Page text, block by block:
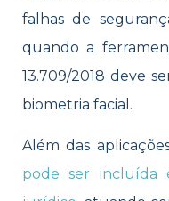
falhas de
quando a
13.709/2018 deve
biometria facial.
Além das
pode ser incluída